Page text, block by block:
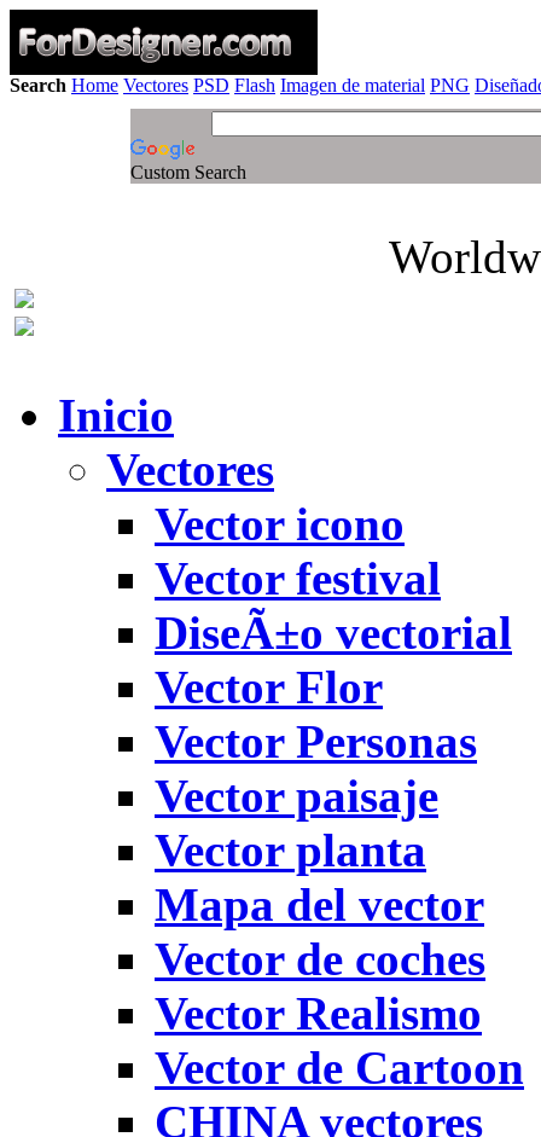
Search Home Vectores PSD Flash Imagen de material PNG
Custom Search
Inicio
Vectores
Vector icono
Vector festival
DiseÃ±o vectorial
Vector Flor
Vector Personas
Vector paisaje
Vector planta
Mapa del vector
Vector de coches
Vector Realismo
Vector de Cartoon
CHINA vectores